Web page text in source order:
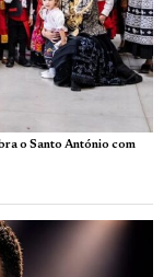
o Santo António com